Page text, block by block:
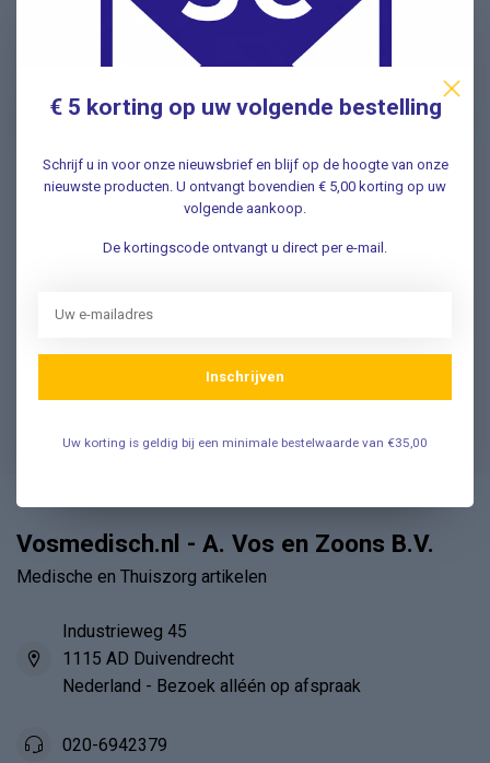
Vragen? Wij helpen graag!
✔ Snelle antwoorden op veelgestelde vragen ✔ Direct
contact met onze klantenservice ✔ Altijd hulp bij uw
Nieuwsbrief
Schrijf u in voor onze nieuwsbrief en ontvang als eerste
nieuwe aanbiedingen Meld u nu aan ➡️
Vosmedisch.nl - A. Vos en Zoons B.V.
Medische en Thuiszorg artikelen
Industrieweg 45
1115 AD Duivendrecht
Nederland - Bezoek alléén op afspraak
020-6942379
€ 5 korting op uw volgende bestelling
Schrijf u in voor onze nieuwsbrief en blijf op de hoogte van onze
nieuwste producten. U ontvangt bovendien € 5,00 korting op uw
volgende aankoop.
De kortingscode ontvangt u direct per e-mail.
Inschrijven
Uw korting is geldig bij een minimale bestelwaarde van €35,00